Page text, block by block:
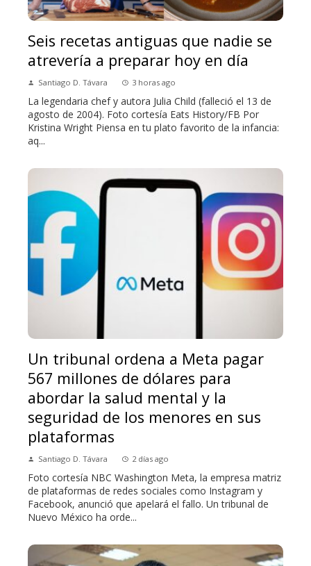
Seis recetas antiguas que nadie se
atrevería a preparar hoy en día
Santiago D. Távara 3 horas ago
La legendaria chef y autora Julia Child (falleció el 13 de
agosto de 2004). Foto cortesía Eats History/FB Por
Kristina Wright Piensa en tu plato favorito de la infancia:
aq...
Un tribunal ordena a Meta pagar
567 millones de dólares para
abordar la salud mental y la
seguridad de los menores en sus
plataformas
Santiago D. Távara 2 días ago
Foto cortesía NBC Washington Meta, la empresa matriz
de plataformas de redes sociales como Instagram y
Facebook, anunció que apelará el fallo. Un tribunal de
Nuevo México ha orde...